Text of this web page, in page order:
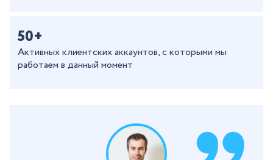
50+
Активных клиентских аккаунтов, с которыми мы
работаем в данный момент